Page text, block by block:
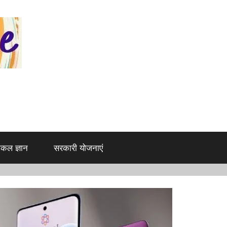
ज्ञान सरकारी योजनाएं